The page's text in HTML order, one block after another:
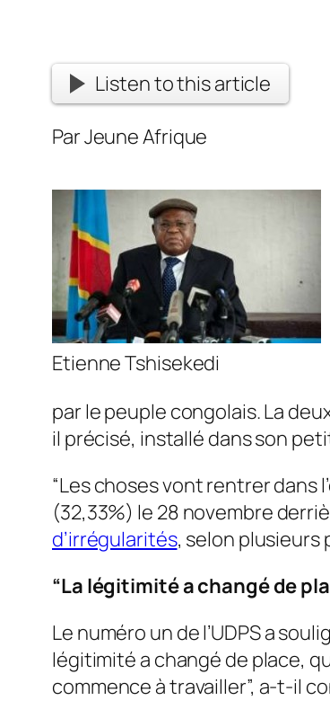
Listen to this article
Par Jeune Afrique
Etienne Tshisekedi
par le peuple congolais. La
il précisé, installé dans son
“Les choses vont rentrer dans
(32,33%) le 28 novembre
d’irrégularités, selon plusieurs
“La légitimité a changé de
Le numéro un de l’UDPS a
légitimité a changé de place,
commence à travailler”, a-t-il